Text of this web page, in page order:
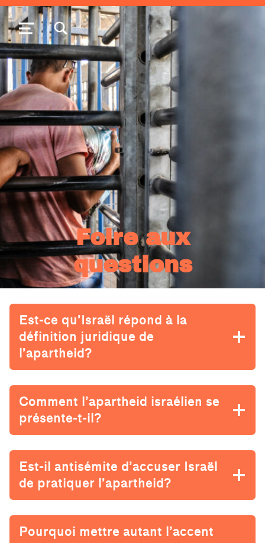
MENU
TOGGLE SEARCH FORM MODAL BOX
Foire aux
questions
Est-ce qu’Israël répond à la
définition juridique de
l’apartheid?
Comment l’apartheid israélien se
présente-t-il?
Est-il antisémite d’accuser Israël
de pratiquer l’apartheid?
Pourquoi mettre autant l’accent